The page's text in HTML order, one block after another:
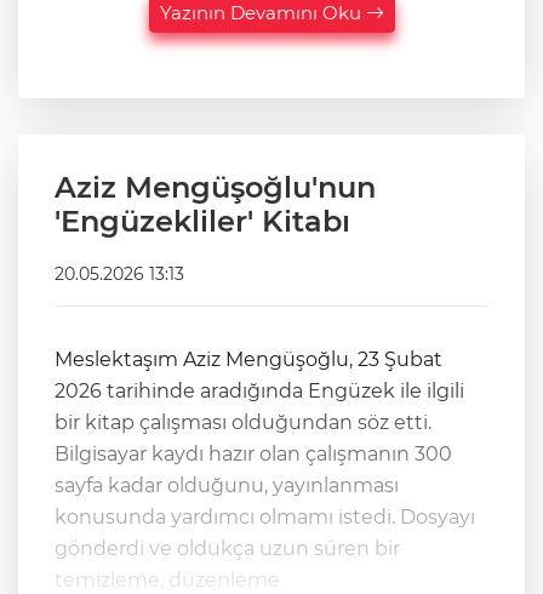
Yazının Devamını Oku
Aziz Mengüşoğlu'nun
'Engüzekliler' Kitabı
20.05.2026 13:13
Meslektaşım Aziz Mengüşoğlu, 23 Şubat
2026 tarihinde aradığında Engüzek ile ilgili
bir kitap çalışması olduğundan söz etti.
Bilgisayar kaydı hazır olan çalışmanın 300
sayfa kadar olduğunu, yayınlanması
konusunda yardımcı olmamı istedi. Dosyayı
gönderdi ve oldukça uzun süren bir
temizleme, düzenleme